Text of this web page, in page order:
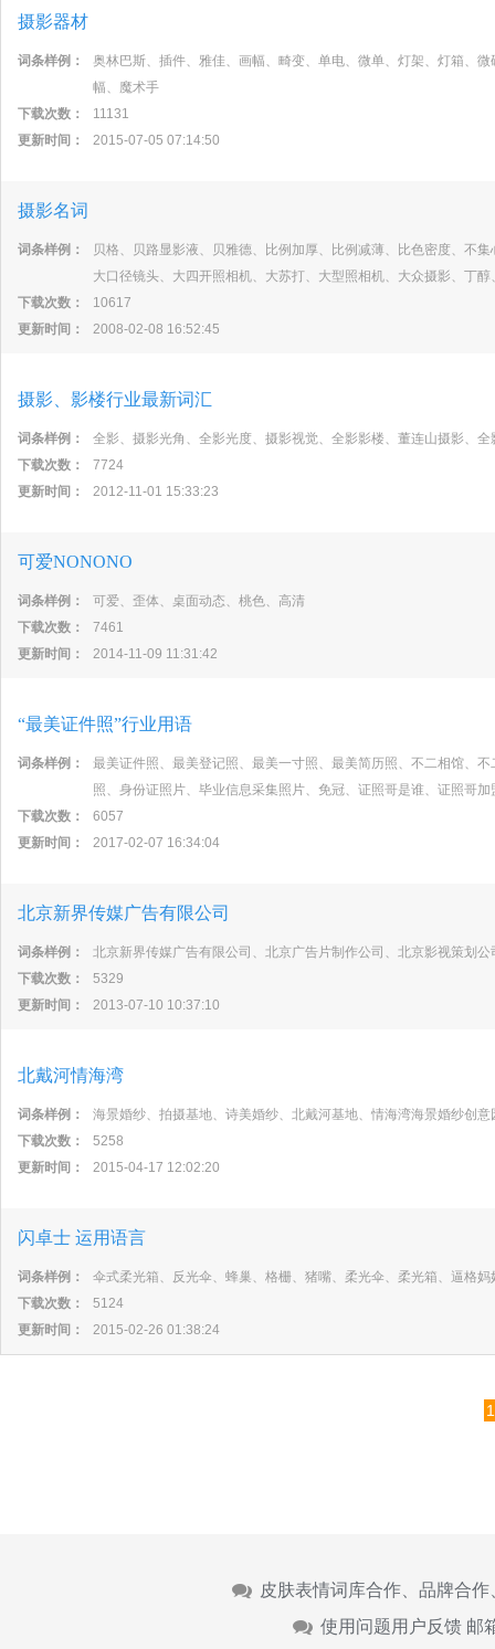
摄影器材
词条样例：
奥林巴斯、插件、雅佳、画幅、畸变、单电、微单、灯架、灯箱、
幅、魔术手
下载次数：
11131
更新时间：
2015-07-05 07:14:50
摄影名词
词条样例：
贝格、贝路显影液、贝雅德、比例加厚、比例减薄、比色密度、不
大口径镜头、大四开照相机、大苏打、大型照相机、大众摄影、丁
下载次数：
10617
更新时间：
2008-02-08 16:52:45
摄影、影楼行业最新词汇
词条样例：
全影、摄影光角、全影光度、摄影视觉、全影影楼、董连山摄影、
下载次数：
7724
更新时间：
2012-11-01 15:33:23
可爱NONONO
词条样例：
可爱、歪体、桌面动态、桃色、高清
下载次数：
7461
更新时间：
2014-11-09 11:31:42
“最美证件照”行业用语
词条样例：
最美证件照、最美登记照、最美一寸照、最美简历照、不二相馆、
照、身份证照片、毕业信息采集照片、免冠、证照哥是谁、证照哥
下载次数：
6057
更新时间：
2017-02-07 16:34:04
北京新界传媒广告有限公司
词条样例：
北京新界传媒广告有限公司、北京广告片制作公司、北京影视策划
下载次数：
5329
更新时间：
2013-07-10 10:37:10
北戴河情海湾
词条样例：
海景婚纱、拍摄基地、诗美婚纱、北戴河基地、情海湾海景婚纱创意
下载次数：
5258
更新时间：
2015-04-17 12:02:20
闪卓士 运用语言
词条样例：
伞式柔光箱、反光伞、蜂巢、格栅、猪嘴、柔光伞、柔光箱、逼格妈
下载次数：
5124
更新时间：
2015-02-26 01:38:24
1
皮肤表情词库合作、品牌合
使用问题用户反馈 邮